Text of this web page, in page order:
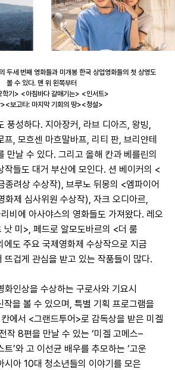
두세 번째 영화들과 미개봉 한국 상업영화들의 첫 상영도
볼 수 있다. 맨 위 왼쪽부터
기> <아침바다 갈매기는> <인서트>
보고타: 마지막 기회의 땅><청설>
풍성하다. 지아장커, 라브 디아즈, 왕빙,
프, 모흐센 마흐말바프, 리티 판, 브리얀테
만날 수 있다. 그리고 올해 칸과 베를린의
작들도 대거 부산에 모인다. 션 베이커의 <
종려상 수상작), 브루노 뒤몽의 <엠파이어
화제 심사위원 수상작), 자크 오디아르,
비에 아사야스의 영화들도 가져왔다. 레오
낫 미>, 페드로 알모도바르의 <더 룸
에도 주요 국제영화제 수상작으로 지금
뜨겁게 관심을 받고 있는 작품들이 많다.
화인상을 수상하는 구로사와 기요시
작을 볼 수 있으며, 특별 기획 프로그램을
에서 <그랜드투어>로 감독상을 받은 미겔
작 8편을 만날 수 있는 ‘미겔 고메스–
트’와 고 이선균 배우를 추모하는 ‘고운
시아 10대 청소년들의 이야기를 모은